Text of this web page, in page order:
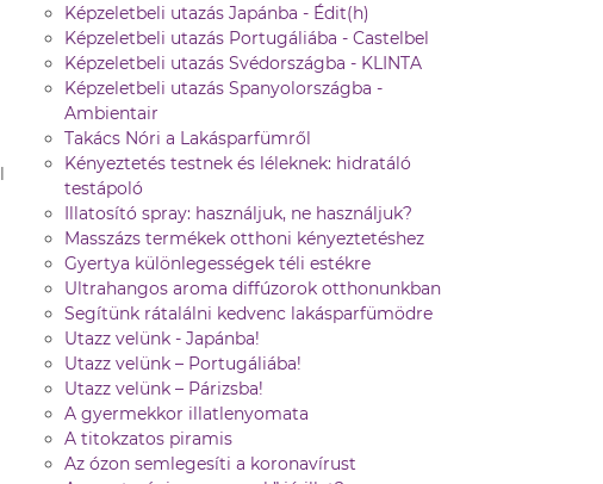
Képzeletbeli utazás Japánba - Édit(h)
Képzeletbeli utazás Portugáliába - Castelbel
Képzeletbeli utazás Svédországba - KLINTA
Képzeletbeli utazás Spanyolországba -
Ambientair
Takács Nóri a Lakásparfümről
Kényeztetés testnek és léleknek: hidratáló
testápoló
Illatosító spray: használjuk, ne használjuk?
Masszázs termékek otthoni kényeztetéshez
Gyertya különlegességek téli estékre
Ultrahangos aroma diffúzorok otthonunkban
Segítünk rátalálni kedvenc lakásparfümödre
Utazz velünk - Japánba!
Utazz velünk – Portugáliába!
Utazz velünk – Párizsba!
A gyermekkor illatlenyomata
A titokzatos piramis
Az ózon semlegesíti a koronavírust